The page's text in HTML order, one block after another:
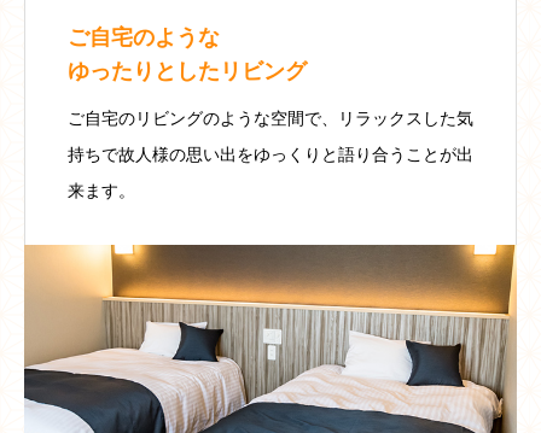
ご自宅のような
ゆったりとしたリビング
ご自宅のリビングのような空間で、リラックスした気
持ちで故人様の思い出をゆっくりと語り合うことが出
来ます。